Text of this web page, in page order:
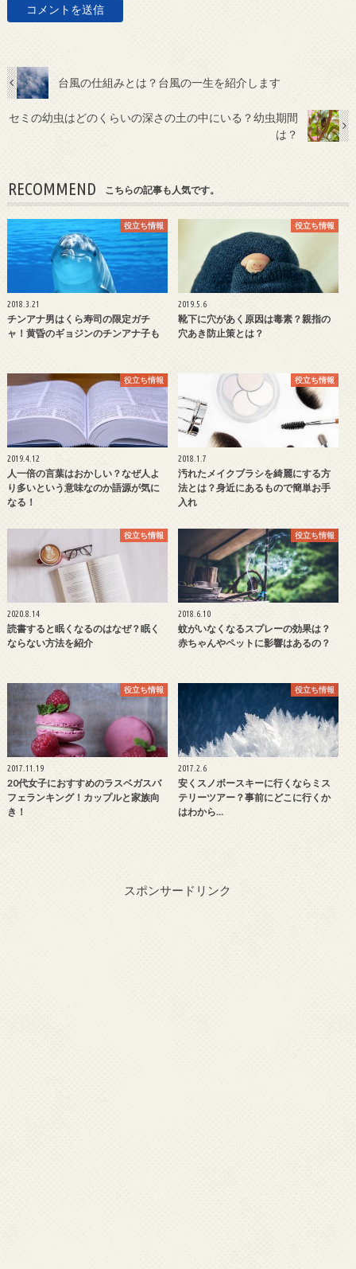
台風の仕組みとは？台風の一生を紹介します
セミの幼虫はどのくらいの深さの土の中にいる？幼虫期間
は？
RECOMMEND こちらの記事も人気です。
役立ち情報
2018.3.21
チンアナ男はくら寿司の限定ガチ
ャ！黄昏のギョジンのチンアナ子も
役立ち情報
2019.5.6
靴下に穴があく原因は毒素？親指の
穴あき防止策とは？
役立ち情報
2019.4.12
人一倍の言葉はおかしい？なぜ人よ
り多いという意味なのか語源が気に
なる！
役立ち情報
2018.1.7
汚れたメイクブラシを綺麗にする方
法とは？身近にあるもので簡単お手
入れ
役立ち情報
2020.8.14
読書すると眠くなるのはなぜ？眠く
ならない方法を紹介
役立ち情報
2018.6.10
蚊がいなくなるスプレーの効果は？
赤ちゃんやペットに影響はあるの？
役立ち情報
2017.11.19
20代女子におすすめのラスベガスバ
フェランキング！カップルと家族向
き！
役立ち情報
2017.2.6
安くスノボースキーに行くならミス
テリーツアー？事前にどこに行くか
はわから…
スポンサードリンク